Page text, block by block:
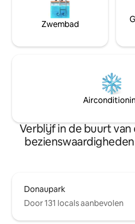
Zwembad
Verblijf in de buurt
Donaupark
Door 131 locals aanbevolen